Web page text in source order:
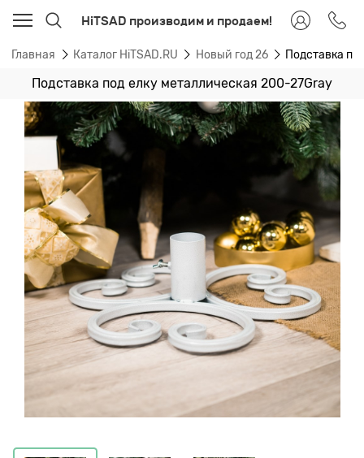
HiTSAD производим и продаем!
Главная Каталог HiTSAD.RU Новый год 26 Подставка
Подставка под елку металлическая 200-27Gray